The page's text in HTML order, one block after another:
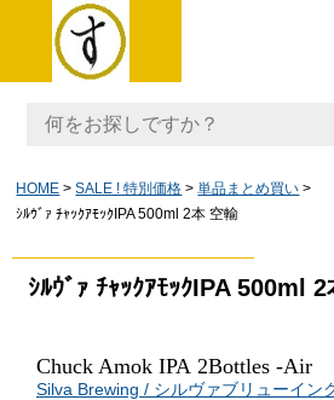
HOME SALE ! 特別価格
単品まとめ買い
ｼﾙｳﾞｧ ﾁｬｯｸｱﾓｯｸIPA 500ml 2本 空輸
ｼﾙｳﾞｧ ﾁｬｯｸｱﾓｯｸIPA 500ml
Chuck Amok IPA 2Bottles -Air
Silva Brewing / シルヴァブリューイン